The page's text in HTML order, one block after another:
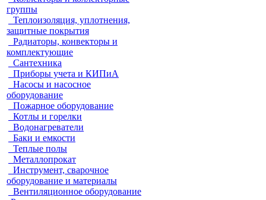
группы
Теплоизоляция, уплотнения,
защитные покрытия
Радиаторы, конвекторы и
комплектующие
Сантехника
Приборы учета и КИПиА
Насосы и насосное
оборудование
Пожарное оборудование
Котлы и горелки
Водонагреватели
Баки и емкости
Теплые полы
Металлопрокат
Инструмент, сварочное
оборудование и материалы
Вентиляционное оборудование